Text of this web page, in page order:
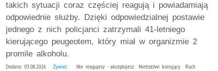
takich sytuacji coraz częściej reagują i powiadamiają
odpowiednie służby. Dzięki odpowiedzialnej postawie
jednego z nich policjanci zatrzymali 41-letniego
kierującego peugeotem, który miał w organizmie 2
promile alkoholu.
Dodano: 03.08.2026 ŻywiecNie reagujesz - akceptujesz Nietrzeźwi kierujący Ruch